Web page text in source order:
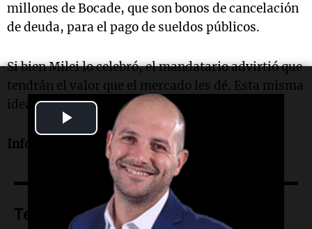
Play
Video
millones de Bocade, que son bonos de cancelación
de deuda, para el pago de sueldos públicos.
Si bien Milei lo celebró, el mandatario advirtió que
tendrán el valor que el mercado les dé. Esta misma
idea fue reforzada por Francos.
Informe de Eduardo German.
Temas